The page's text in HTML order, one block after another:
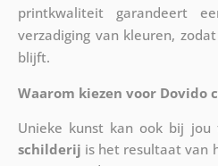
printkwaliteit garandeert
verzadiging van kleuren,
blijft.
Waarom kiezen voor Dovido
Unieke kunst kan ook bij
schilderij is het resultaat van